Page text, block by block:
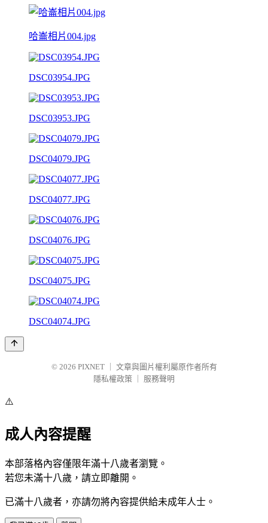
哈崙相片004.jpg
DSC03954.JPG
DSC03953.JPG
DSC04079.JPG
DSC04077.JPG
DSC04076.JPG
DSC04075.JPG
DSC04074.JPG
© 2026 PIXNET
文章與圖片權利屬原作者所有
隱私權政策
服務聲明
⚠️
成人內容提醒
本部落格內容僅限年滿十八歲者瀏覽。
若您未滿十八歲，請立即離開。
已滿十八歲者，亦請勿將內容提供給未成年人士。